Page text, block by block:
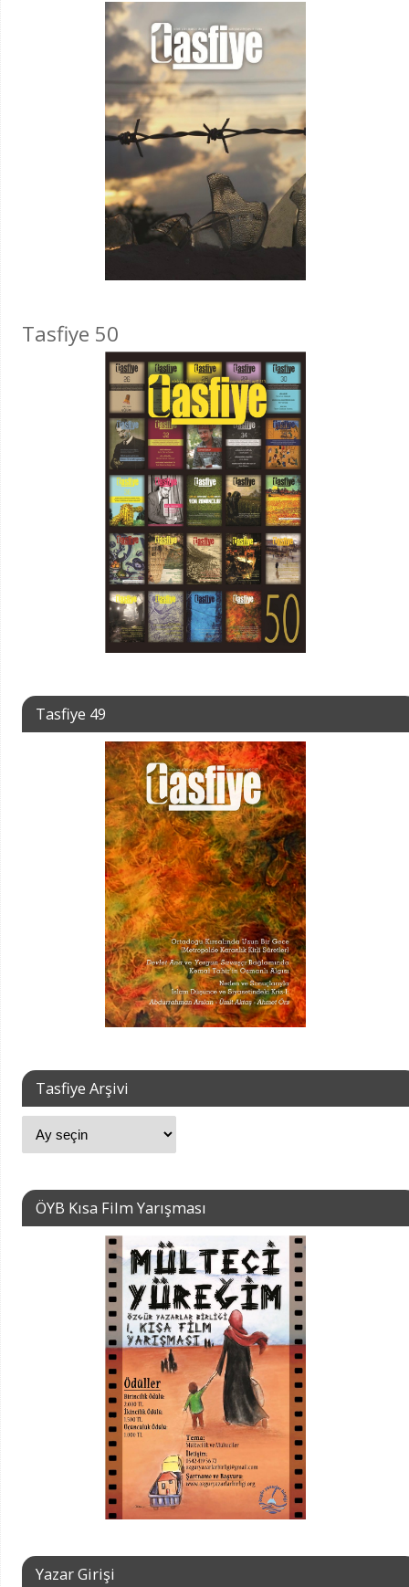
Tasfiye 50
Tasfiye 49
Tasfiye Arşivi
ÖYB Kısa Film Yarışması
Yazar Girişi